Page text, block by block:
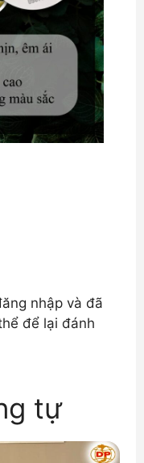
nhập và đã
để lại đánh
tự